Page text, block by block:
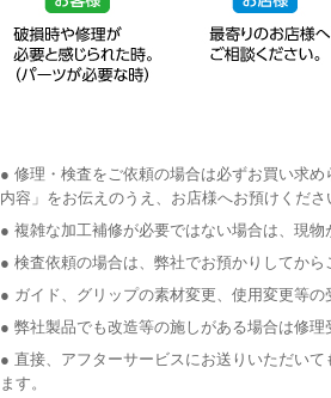
● 修理・検査をご依頼の場合は必ずお買い求
内容」をお伝えのうえ、お店様へお預けくだ
● 複雑な加工補修が必要ではない場合は、現
● 検査依頼の場合は、弊社でお預かりしてか
● ガイド、グリップの素材変更、使用変更等
● 弊社製品でも改造等の施しがある場合は修
● 直接、アフターサービスにお送りいただい
ます。